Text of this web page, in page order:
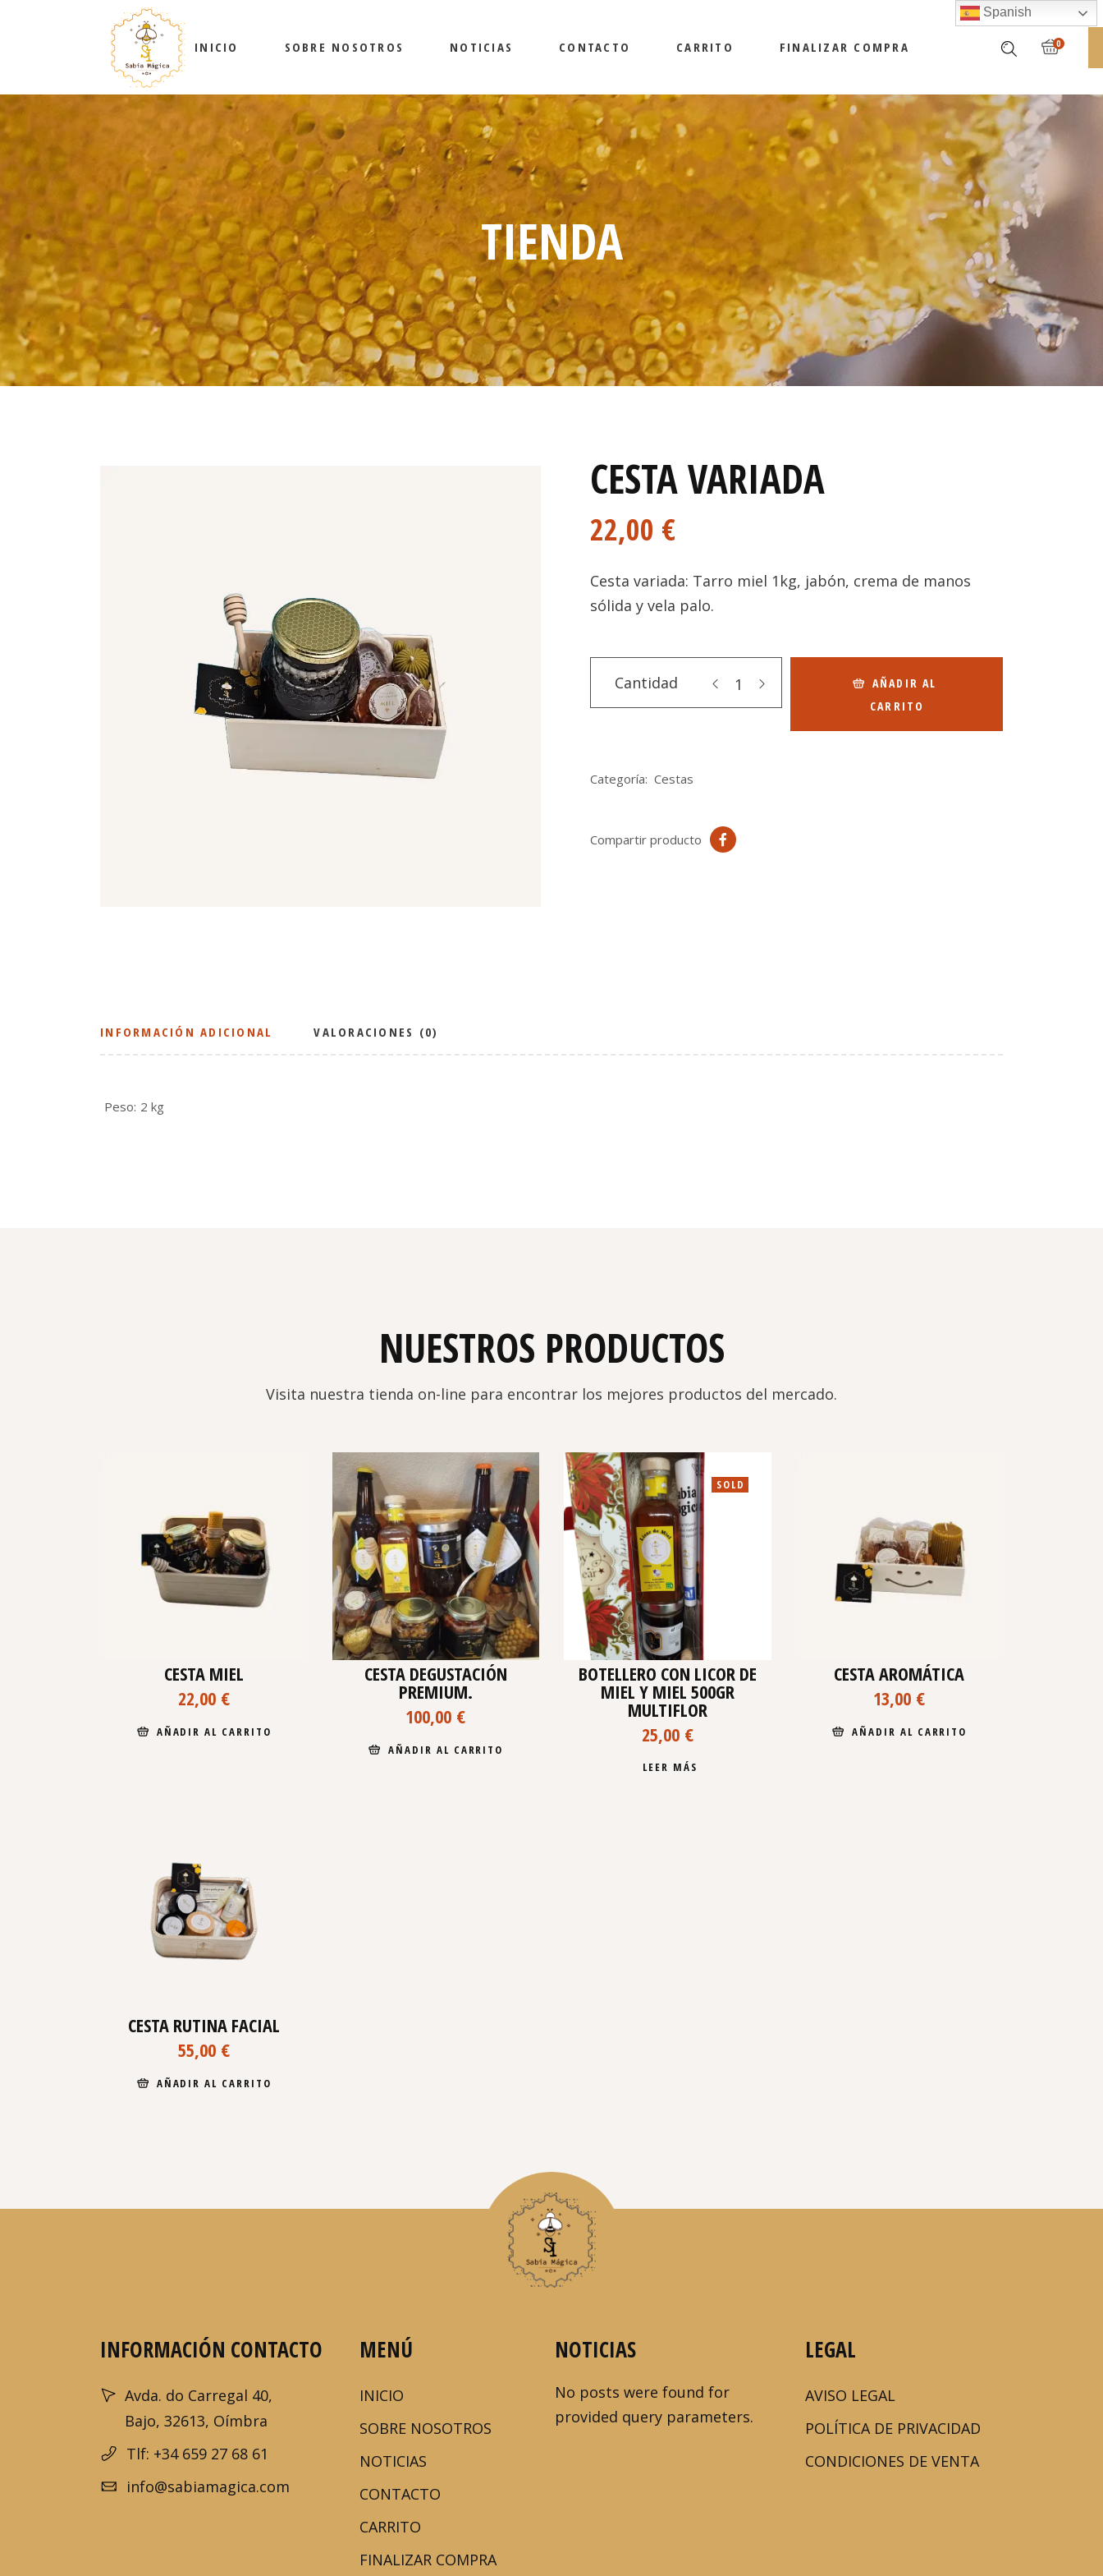
INICIO SOBRE NOSOTROS NOTICIAS CONTACTO CARRITO FINALIZAR COMPRA
Spanish
0
TIENDA
CESTA VARIADA
22,00 €
Cesta variada: Tarro miel 1kg, jabón, crema de manos
sólida y vela palo.
Cantidad
AÑADIR AL
CARRITO
Categoría: Cestas
Compartir producto
INFORMACIÓN ADICIONAL VALORACIONES (0)
Peso 2 kg
NUESTROS PRODUCTOS
Visita nuestra tienda on-line para encontrar los mejores productos del mercado.
CESTA MIEL
22,00 €
AÑADIR AL CARRITO
CESTA DEGUSTACIÓN
PREMIUM.
100,00 €
AÑADIR AL CARRITO
SOLD
BOTELLERO CON LICOR DE
MIEL Y MIEL 500GR
MULTIFLOR
25,00 €
LEER MÁS
CESTA AROMÁTICA
13,00 €
AÑADIR AL CARRITO
CESTA RUTINA FACIAL
55,00 €
AÑADIR AL CARRITO
INFORMACIÓN CONTACTO
Avda. do Carregal 40,
Bajo, 32613, Oímbra
Tlf: +34 659 27 68 61
info@sabiamagica.com
MENÚ
INICIO
SOBRE NOSOTROS
NOTICIAS
CONTACTO
CARRITO
FINALIZAR COMPRA
NOTICIAS
No posts were found for
provided query parameters.
LEGAL
AVISO LEGAL
POLÍTICA DE PRIVACIDAD
CONDICIONES DE VENTA